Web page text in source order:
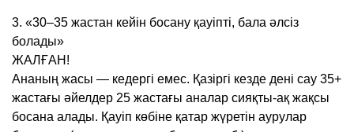
3. «30–35 жастан кейін босану қауіпті, бала әлсіз
болады»
ЖАЛҒАН!
Ананың жасы — кедергі емес. Қазіргі кезде дені сау 35+
жастағы әйелдер 25 жастағы аналар сияқты-ақ жақсы
босана алады. Қауіп көбіне қатар жүретін аурулар